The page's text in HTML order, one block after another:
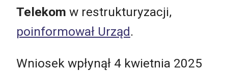
Telekom w restrukturyzacji,
poinformował Urząd.
Wniosek wpłynął 4 kwietnia 2025